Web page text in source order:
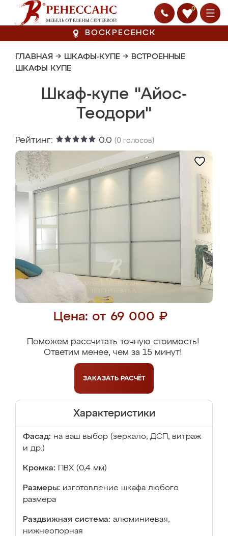
0
ВОСКРЕСЕНСК
ГЛАВНАЯ → ШКАФЫ-КУПЕ → ВСТРОЕННЫЕ
ШКАФЫ КУПЕ
Шкаф-купе "Айос-
Теодори"
Рейтинг: 0.0 (0 голосов)
Цена: от 69 000 ₽
Поможем рассчитать точную стоимость!
Ответим менее, чем за 15 минут!
ЗАКАЗАТЬ РАСЧЁТ
Характеристики
Фасад: на ваш выбор (зеркало, ДСП, витраж
и др.)
Кромка: ПВХ (0,4 мм)
Размеры: изготовление шкафа любого
размера
Раздвижная система: алюминиевая,
нижнеопорная